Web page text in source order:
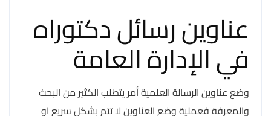
عناوين رسائل دكتوراه
في الإدارة العامة
وضع عناوين الرسالة العلمية أمر يتطلب الكثير من البحث
والمعرفة فعملية وضع العناوين لا تتم بشكل سريع او